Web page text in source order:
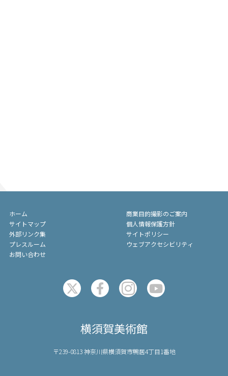
ホーム
サイトマップ
外部リンク集
プレスルーム
お問い合わせ
商業目的撮影のご案内
個人情報保護方針
サイトポリシー
ウェブアクセシビリティ
横須賀美術館
〒239-0813 神奈川県横須賀市鴨居4丁目1番地